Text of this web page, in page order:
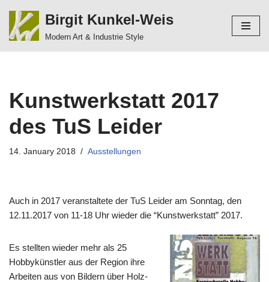
Zum
Birgit Kunkel-Weis
Modern Art & Industrie Style
Kunstwerkstatt 2017
des TuS Leider
14. January 2018 Ausstellungen
Auch in 2017 veranstaltete der TuS Leider am Sonntag, den
12.11.2017 von 11-18 Uhr wieder die “Kunstwerkstatt” 2017.
Es stellten wieder mehr als 25
Hobbykünstler aus der Region ihre
Arbeiten aus von Bildern über Holz-